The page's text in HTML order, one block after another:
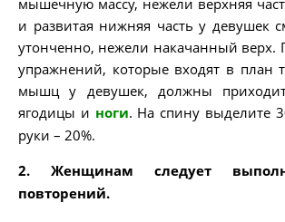
мышечную массу, нежели верхняя
и развитая нижняя часть у девушек
утонченно, нежели накачанный верх.
упражнений, которые входят в план
мышц у девушек, должны
ягодицы и ноги. На спину выделите
руки – 20%.
2. Женщинам следует
повторений.